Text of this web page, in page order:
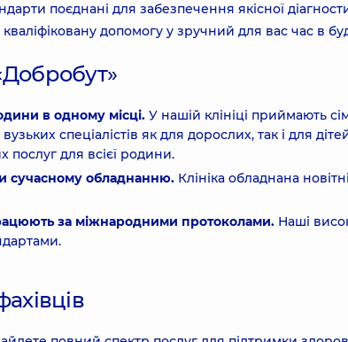
поєднані для забезпечення якісної
допомогу у зручний для вас час в
в одному місці. У нашій клініці приймають
спеціалістів як для дорослих, так і для
для всієї родини.
сучасному обладнанню. Клініка обладнана
за міжнародними протоколами. Наші